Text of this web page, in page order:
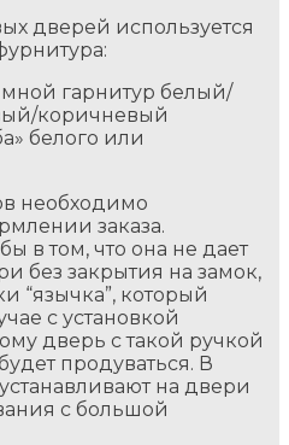
дверей используется
гарнитур белый/
коричневый
белого или
необходимо
заказа.
в том, что она не дает
без закрытия на замок,
“язычка”, который
с установкой
дверь с такой ручкой
продуваться. В
на двери
с большой